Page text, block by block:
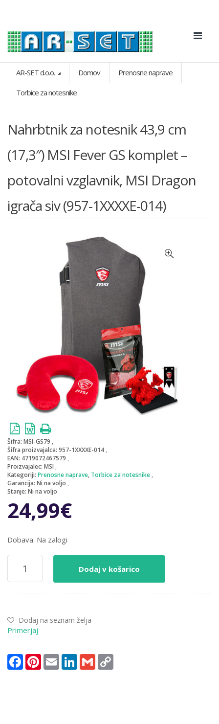
AR-SET d.o.o. Domov Prenosne naprave
Torbice za notesnike
Nahrbtnik za notesnik 43,9 cm
(17,3″) MSI Fever GS komplet –
potovalni vzglavnik, MSI Dragon
igrača siv (957-1XXXXE-014)
Šifra: MSI-GS79
Šifra proizvajalca: 957-1XXXXE-014
EAN: 4719072467579
Proizvajalec: MSI
Kategoriji: Prenosne naprave, Torbice za notesnike
Garancija: Ni na voljo
Stanje: Ni na voljo
24,99€
Dobava: Na zalogi
Nahrbtnik
notesnik
MSI
Fever
-
potovalni
Dodaj v košarico
Dodaj na seznam želja
Primerjaj
FacebookPinterest
Email LinkedInGmail